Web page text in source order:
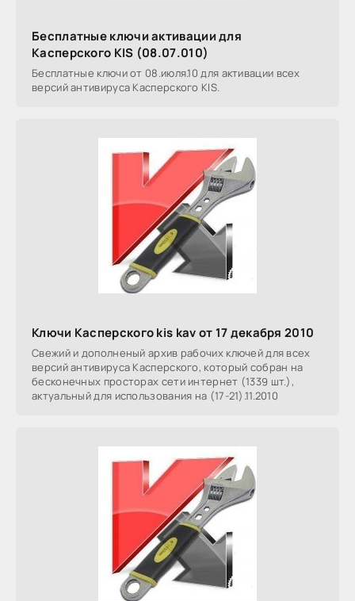
Бесплатные ключи активации для
Касперского KIS (08.07.010)
Бесплатные ключи от 08.июля.10 для активации всех
версий антивируса Касперского KIS.
Ключи Касперского kis kav от 17 декабря 2010
Свежий и дополненый архив рабочих ключей для всех
версий антивируса Касперского, который собран на
бесконечных просторах сети интернет (1339 шт.),
актуальный для использования на (17-21).11.2010